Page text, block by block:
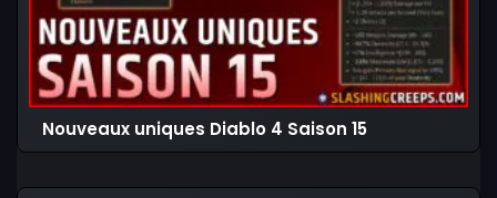
Nouveaux uniques Diablo 4 Saison 15